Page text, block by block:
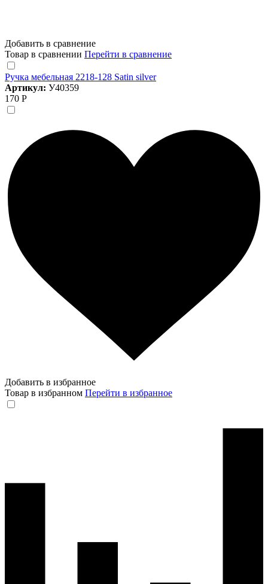
Добавить в сравнение
Товар в сравнении Перейти в сравнение
Ручка мебельная 2218-128 Satin silver
Артикул: У40359
170 Р
Добавить в избранное
Товар в избранном Перейти в избранное